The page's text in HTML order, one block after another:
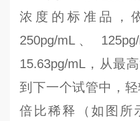
浓度的标准品，
250pg/mL、
15.63pg/mL， 从最
到下一个试管中，
倍比稀释（如图所